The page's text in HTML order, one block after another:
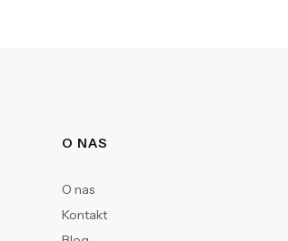
Linki w stopce
O NAS
O nas
Kontakt